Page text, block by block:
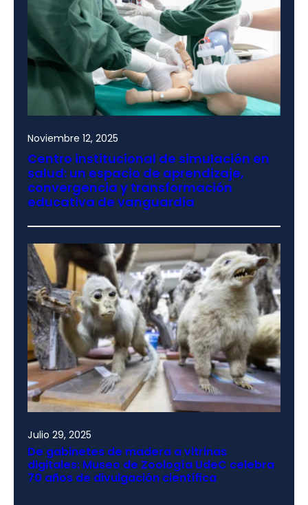
Noviembre 12, 2025
Centro institucional de simulación en
salud: un espacio de aprendizaje,
convergencia y transformación
educativa de vanguardia
Julio 29, 2025
De gabinetes de madera a vitrinas
digitales: Museo de Zoología UdeC celebra
70 años de divulgación científica